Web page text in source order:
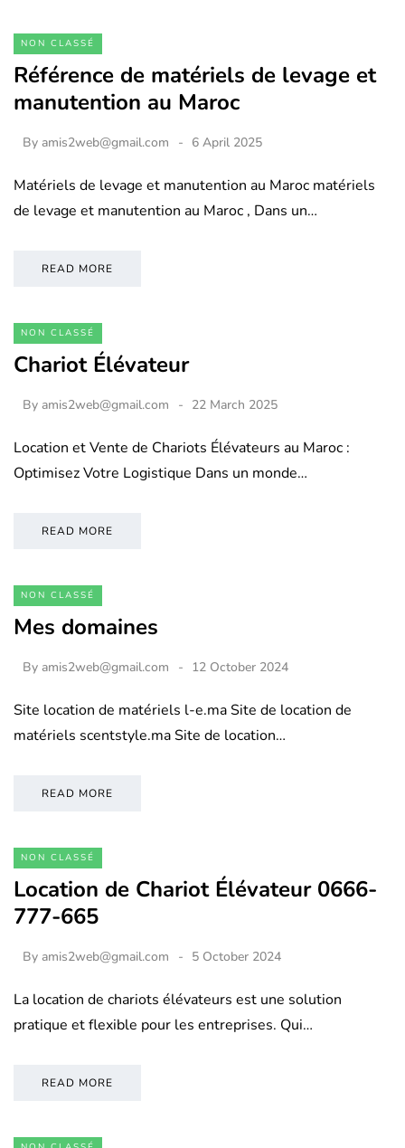
NON CLASSÉ
Référence de matériels de levage et
manutention au Maroc
By amis2web@gmail.com 6 April 2025
Matériels de levage et manutention au Maroc matériels
de levage et manutention au Maroc , Dans un…
READ MORE
NON CLASSÉ
Chariot Élévateur
By amis2web@gmail.com 22 March 2025
Location et Vente de Chariots Élévateurs au Maroc :
Optimisez Votre Logistique Dans un monde…
READ MORE
NON CLASSÉ
Mes domaines
By amis2web@gmail.com 12 October 2024
Site location de matériels l-e.ma Site de location de
matériels scentstyle.ma Site de location…
READ MORE
NON CLASSÉ
Location de Chariot Élévateur 0666-
777-665
By amis2web@gmail.com 5 October 2024
La location de chariots élévateurs est une solution
pratique et flexible pour les entreprises. Qui…
READ MORE